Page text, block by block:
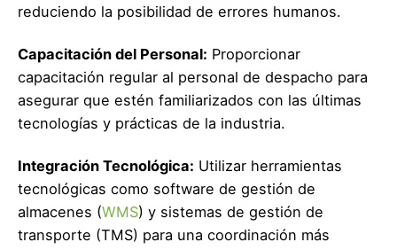
reduciendo la posibilidad de errores humanos.
Capacitación del Personal: Proporcionar
capacitación regular al personal de despacho para
asegurar que estén familiarizados con las últimas
tecnologías y prácticas de la industria.
Integración Tecnológica: Utilizar herramientas
tecnológicas como software de gestión de
almacenes (WMS) y sistemas de gestión de
transporte (TMS) para una coordinación más